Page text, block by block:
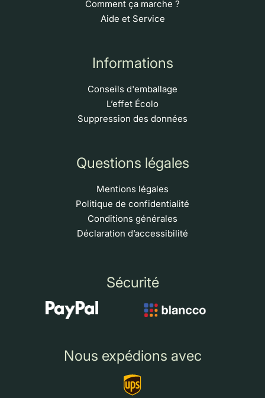
Comment ça marche ?
Aide et Service
Informations
Conseils d'emballage
L’effet Écolo
Suppression des données
Questions légales
Mentions légales
Politique de confidentialité
Conditions générales
Déclaration d’accessibilité
Sécurité
Nous expédions avec